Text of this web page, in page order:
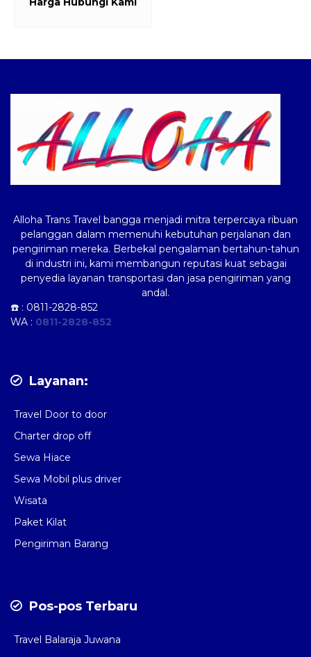
Alloha Trans Travel bangga menjadi mitra terpercaya ribuan
pelanggan dalam memenuhi kebutuhan perjalanan dan
pengiriman mereka. Berbekal pengalaman bertahun-tahun
di industri ini, kami membangun reputasi kuat sebagai
penyedia layanan transportasi dan jasa pengiriman yang
andal.
☎️ : 0811-2828-852
WA : 0811-2828-852
Layanan:
Travel Door to door
Charter drop off
Sewa Hiace
Sewa Mobil plus driver
Wisata
Paket Kilat
Pengiriman Barang
Pos-pos Terbaru
Travel Balaraja Juwana